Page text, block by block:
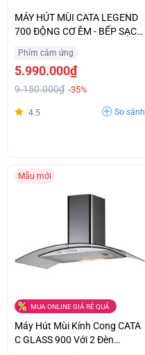
MÁY HÚT MÙI CATA LEGEND
700 ĐỘNG CƠ ÊM - BẾP SẠCH
Phím cảm ứng
5.990.000₫
9.150.000₫ -35%
4.5 So sánh
Mẫu mới
MUA ONLINE GIÁ RẺ QUÁ
Máy Hút Mùi Kính Cong CATA
C GLASS 900 Với 2 Đèn